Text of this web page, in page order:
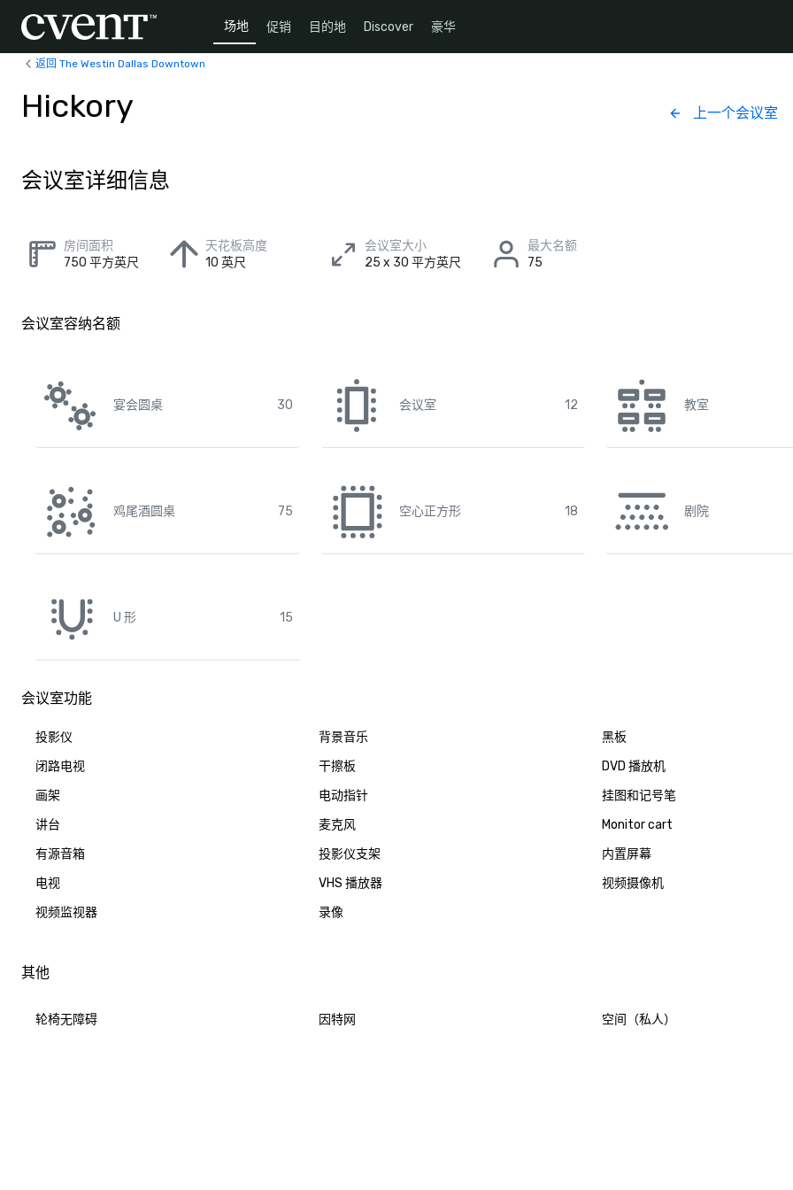
场地 促销 目的地 Discover 豪华
返回 The Westin Dallas Downtown
Hickory 上一个会议室
会议室详细信息
房间面积
750 平方英尺
天花板高度
10 英尺
会议室大小
25 x 30 平方英尺
最大名额
75
会议室容纳名额
宴会圆桌 30 会议室 12 教室
鸡尾酒圆桌 75 空心正方形 18 剧院
U 形 15
会议室功能
投影仪 背景音乐
黑板
闭路电视
干擦板
DVD 播放机
画架
电动指针
挂图和记号笔
讲台
麦克风
Monitor cart
有源音箱
投影仪支架
内置屏幕
电视
VHS 播放器
视频摄像机
视频监视器
录像
其他
轮椅无障碍 因特网 空间（私人）